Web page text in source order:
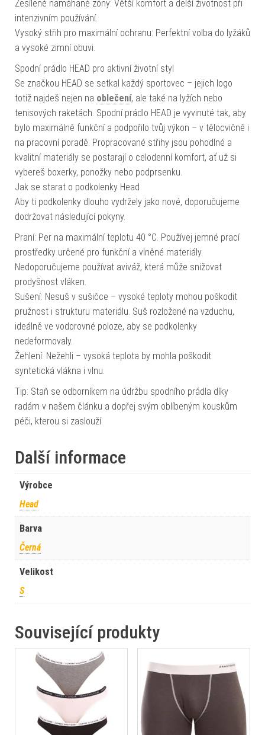
Zesílené namáhané zóny: Větší komfort a delší životnost při
intenzivním používání.
Vysoký střih pro maximální ochranu: Perfektní volba do lyžáků
a vysoké zimní obuvi.
Spodní prádlo HEAD pro aktivní životní styl
Se značkou HEAD se setkal každý sportovec – jejich logo
totiž najdeš nejen na oblečení, ale také na lyžích nebo
tenisových raketách. Spodní prádlo HEAD je vyvinuté tak, aby
bylo maximálně funkční a podpořilo tvůj výkon – v tělocvičně i
na pracovní poradě. Propracované střihy jsou pohodlné a
kvalitní materiály se postarají o celodenní komfort, ať už si
vybereš boxerky, ponožky nebo podprsenku.
Jak se starat o podkolenky Head
Aby ti podkolenky dlouho vydržely jako nové, doporučujeme
dodržovat následující pokyny.
Praní: Per na maximální teplotu 40 °C. Používej jemné prací
prostředky určené pro funkční a vlněné materiály.
Nedoporučujeme používat aviváž, která může snižovat
prodyšnost vláken.
Sušení: Nesuš v sušičce – vysoké teploty mohou poškodit
pružnost i strukturu materiálu. Suš rozložené na vzduchu,
ideálně ve vodorovné poloze, aby se podkolenky
nedeformovaly.
Žehlení: Nežehli – vysoká teplota by mohla poškodit
syntetická vlákna i vlnu.
Tip: Staň se odborníkem na údržbu spodního prádla díky
radám v našem článku a dopřej svým oblíbeným kouskům
péči, kterou si zaslouží.
Další informace
Výrobce
Head
Barva
Černá
Velikost
S
Související produkty